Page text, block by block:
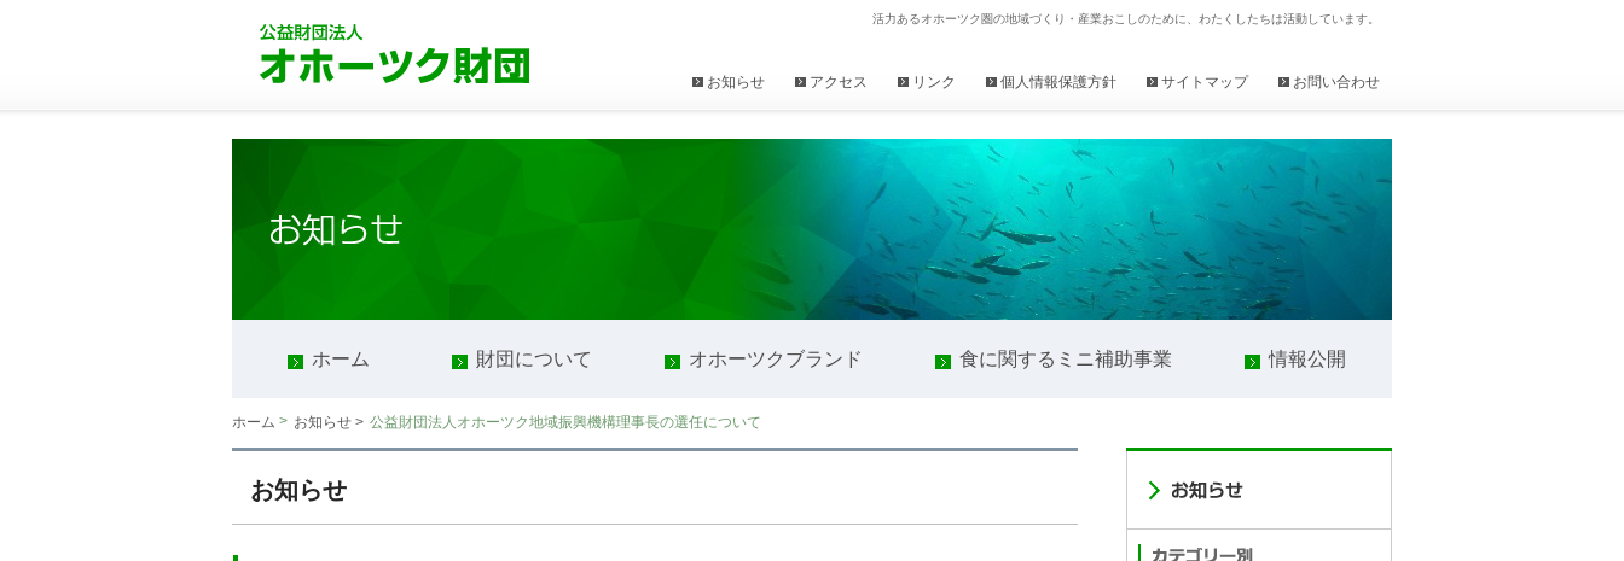
活力あるオホーツク圏の地域づくり・産業おこしのために、わたくしたちは活動しています。
お知らせ アクセス リンク 個人情報保護方針 サイトマップ お問い合わせ
ホーム 財団について オホーツクブランド 食に関するミニ補助事業 情報公開
ホーム > お知らせ > 公益財団法人オホーツク地域振興機構理事長の選任について
お知らせ